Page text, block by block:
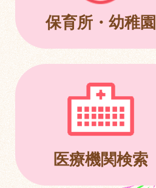
保育所・幼稚園
医療機関検索